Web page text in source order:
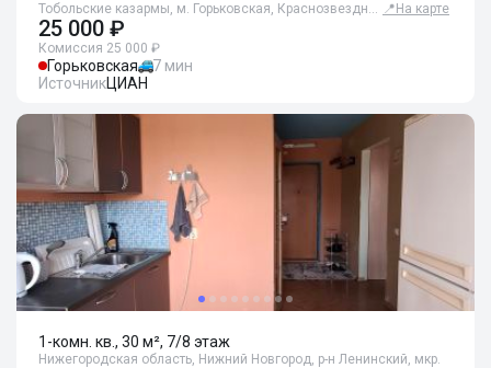
Тобольские казармы, м. Горьковская, Краснозвездн… 📍 На карте
25 000 ₽
Комиссия 25 000 ₽
Горьковская
7 мин
ИсточникЦИАН
1-комн. кв., 30 м², 7/8 этаж
Нижегородская область, Нижний Новгород, р-н Ленинский, мкр.